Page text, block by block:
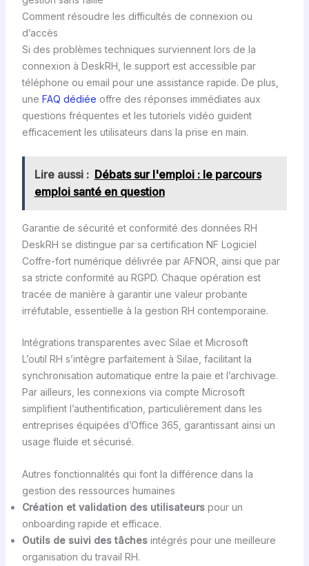
Comment résoudre les difficultés de connexion ou
d’accès
Si des problèmes techniques surviennent lors de la
connexion à DeskRH, le support est accessible par
téléphone ou email pour une assistance rapide. De plus,
une FAQ dédiée offre des réponses immédiates aux
questions fréquentes et les tutoriels vidéo guident
efficacement les utilisateurs dans la prise en main.
Lire aussi : Débats sur l'emploi : le parcours
emploi santé en question
Garantie de sécurité et conformité des données RH
DeskRH se distingue par sa certification NF Logiciel
Coffre-fort numérique délivrée par AFNOR, ainsi que par
sa stricte conformité au RGPD. Chaque opération est
tracée de manière à garantir une valeur probante
irréfutable, essentielle à la gestion RH contemporaine.
Intégrations transparentes avec Silae et Microsoft
L’outil RH s’intègre parfaitement à Silae, facilitant la
synchronisation automatique entre la paie et l’archivage.
Par ailleurs, les connexions via compte Microsoft
simplifient l’authentification, particulièrement dans les
entreprises équipées d’Office 365, garantissant ainsi un
usage fluide et sécurisé.
Autres fonctionnalités qui font la différence dans la
gestion des ressources humaines
Création et validation des utilisateurspour un
onboarding rapide et efficace.
Outils de suivi des tâchesintégrés pour une meilleure
organisation du travail RH.